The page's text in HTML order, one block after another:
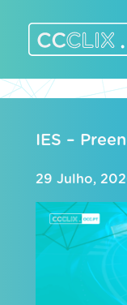
content
IES –
29 Julho,